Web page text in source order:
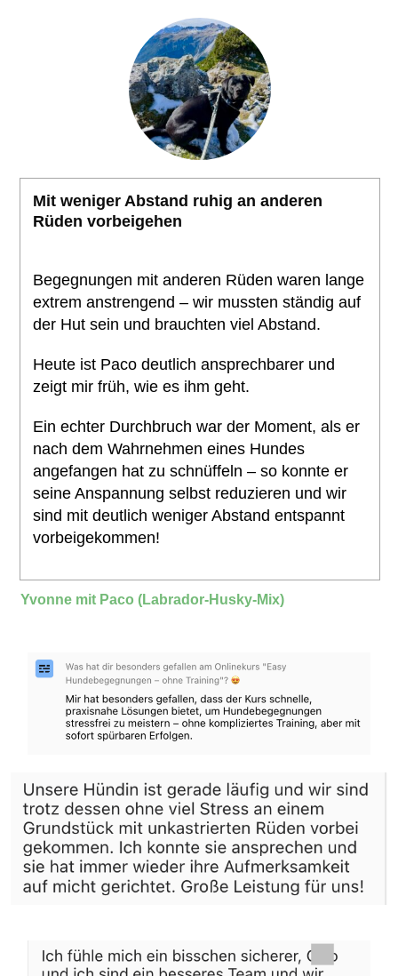
Mit weniger Abstand ruhig an anderen
Rüden vorbeigehen
Begegnungen mit anderen Rüden waren lange
extrem anstrengend – wir mussten ständig auf
der Hut sein und brauchten viel Abstand.
Heute ist Paco deutlich ansprechbarer und
zeigt mir früh, wie es ihm geht.
Ein echter Durchbruch war der Moment, als er
nach dem Wahrnehmen eines Hundes
angefangen hat zu schnüffeln – so konnte er
seine Anspannung selbst reduzieren und wir
sind mit deutlich weniger Abstand entspannt
vorbeigekommen!
Yvonne mit Paco (Labrador-Husky-Mix)